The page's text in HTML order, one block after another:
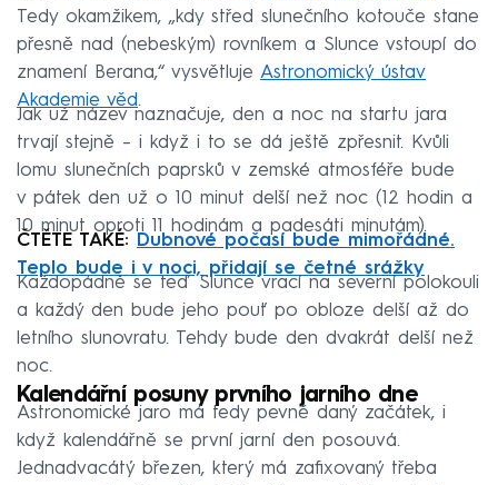
Tedy okamžikem, „kdy střed slunečního kotouče stane
přesně nad (nebeským) rovníkem a Slunce vstoupí do
znamení Berana,“ vysvětluje Astronomický ústav
Akademie věd.
Jak už název naznačuje, den a noc na startu jara
trvají stejně – i když i to se dá ještě zpřesnit. Kvůli
lomu slunečních paprsků v zemské atmosféře bude
v pátek den už o 10 minut delší než noc (12 hodin a
10 minut oproti 11 hodinám a padesáti minutám).
ČTĚTE TAKÉ:
Dubnové počasí bude mimořádné.
Teplo bude i v noci, přidají se četné srážky
Každopádně se teď Slunce vrací na severní polokouli
a každý den bude jeho pouť po obloze delší až do
letního slunovratu. Tehdy bude den dvakrát delší než
noc.
Kalendářní posuny prvního jarního dne
Astronomické jaro má tedy pevně daný začátek, i
když kalendářně se první jarní den posouvá.
Jednadvacátý březen, který má zafixovaný třeba